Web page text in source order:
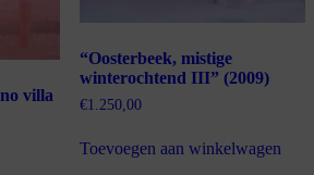
villa
“Oosterbeek, mistige
winterochtend III” (2009)
€1.250,00
Toevoegen aan winkelwagen